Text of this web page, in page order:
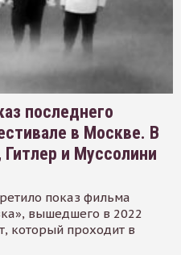
последнего
в Москве. В
и Муссолини
показ фильма
вышедшего в 2022
который проходит в